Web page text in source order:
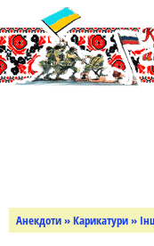
Анекдоти»Карикатури»